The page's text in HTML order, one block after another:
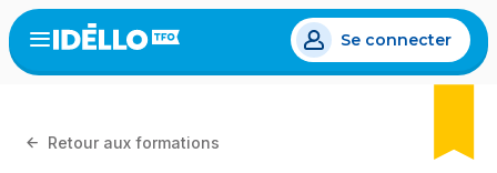
Aller
au
contenu
Open
menu
Se connecter
Retour aux formations